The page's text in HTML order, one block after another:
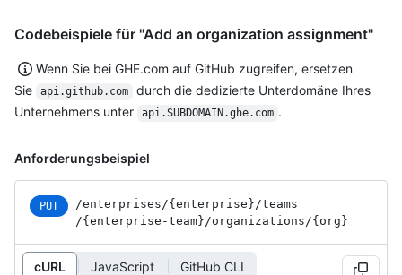
Codebeispiele für "Add an organization assignment"
Wenn Sie bei GHE.com auf GitHub zugreifen, ersetzen
Sie
api.github.com
durch die dedizierte Unterdomäne Ihres
Unternehmens unter
api.SUBDOMAIN.ghe.com .
Anforderungsbeispiel
PUT /enterprises/{enterprise}/teams
/{enterprise-team}/organizations/{org}
cURL JavaScript GitHub CLI